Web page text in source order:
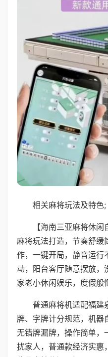
相关麻将玩法及特色;
【海南三亚麻将休
麻将玩法打造，节奏舒缓
作，一键开局，静音运行
动，阳台客厅随意摆放，
家老小休闲娱乐，度假般
普通麻将机适配福建
牌、字牌计分规范，机器
无错牌漏牌，操作简单，
扰家人，普通款经济实惠